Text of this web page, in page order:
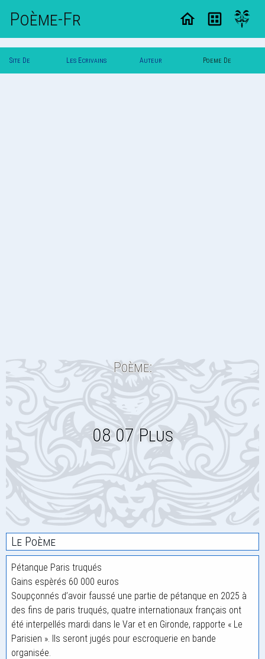
Poème-Fr
Site De Les Ecrivains Auteur Poeme De
Poème:
08 07 Plus
Le Poème
Pétanque Paris truqués
Gains espèrés 60 000 euros
Soupçonnés d’avoir faussé une partie de pétanque en 2025 à
des fins de paris truqués, quatre internationaux français ont
été interpellés mardi dans le Var et en Gironde, rapporte « Le
Parisien ». Ils seront jugés pour escroquerie en bande
organisée.